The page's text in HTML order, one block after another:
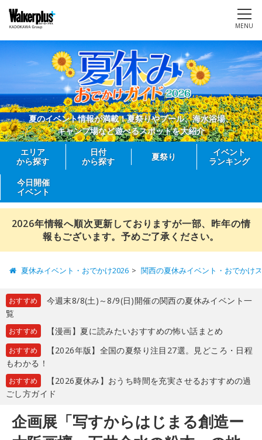
MENU
夏のイベント情報が満載！夏祭りやプール、海水浴場、
キャンプ場など遊べるスポットを大紹介
エリア
から探す
日付
から探す
夏祭り
イベント
ランキング
今日開催
イベント
2026年情報へ順次更新しておりますが一部、昨年の情
報もございます。予めご了承ください。
夏休みイベント・おでかけ2026 関西の夏休みイベント・おでかけ
おすすめ
今週末8/8(土)～8/9(日)開催の関西の夏休みイベント一
覧
おすすめ 【漫画】夏に読みたいおすすめの怖い話まとめ
おすすめ
【2026年版】全国の夏祭り注目27選。見どころ・日程
もわかる！
おすすめ
【2026夏休み】おうち時間を充実させるおすすめの過
ごし方ガイド
企画展「写すからはじまる創造ー